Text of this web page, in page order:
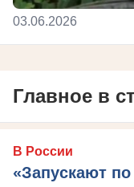
03.06.2026
Главное в
В России
«Запускают